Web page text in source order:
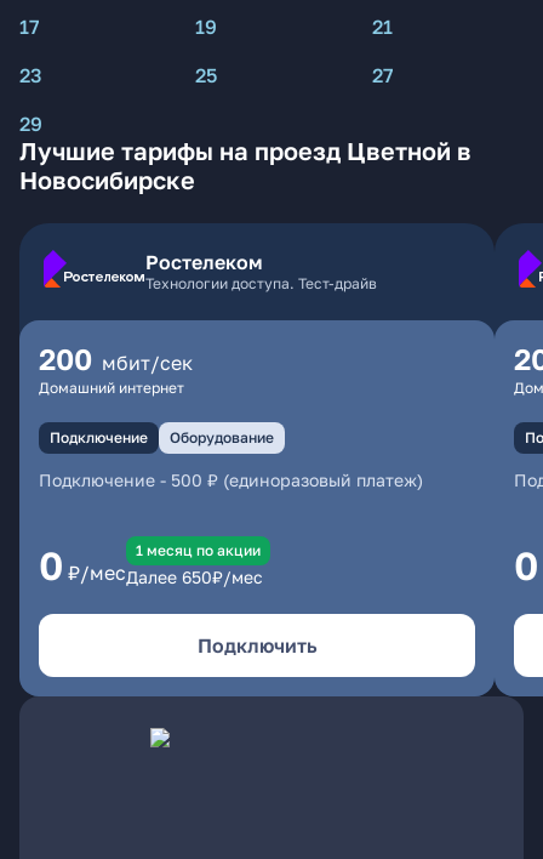
17
19
21
23
25
27
29
Лучшие тарифы на проезд Цветной в
Новосибирске
Ростелеком
Технологии доступа. Тест-драйв
200 мбит/сек
Домашний интернет
Подключение Оборудование
Подключение - 500 ₽ (единоразовый платеж)
0 ₽/мес
1 месяц по акции
Далее 650₽/мес
Подключить
0